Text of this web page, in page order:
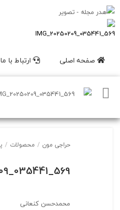
صفحه اصلی ارتباط با ما
حراجی مون / محصولات /
محمدحسن کنعانی